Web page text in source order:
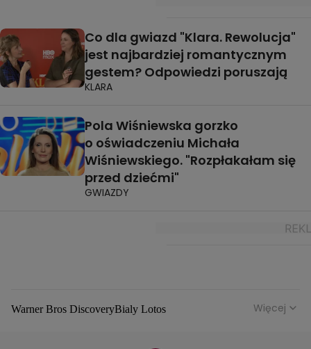
Co dla gwiazd "Klara. Rewolucja"
jest najbardziej romantycznym
gestem? Odpowiedzi poruszają
KLARA
Pola Wiśniewska gorzko
o oświadczeniu Michała
Wiśniewskiego. "Rozpłakałam się
przed dziećmi"
GWIAZDY
Warner Bros DiscoveryBialy Lotos
Więcej